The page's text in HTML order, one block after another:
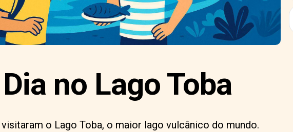
no Lago Toba
o Lago Toba, o maior lago vulcânico do mundo.